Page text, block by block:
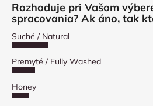
Rozhoduje pri Vašom
spracovania? Ak áno, tak
Suché / Natural
Premyté / Fully Washed
Honey